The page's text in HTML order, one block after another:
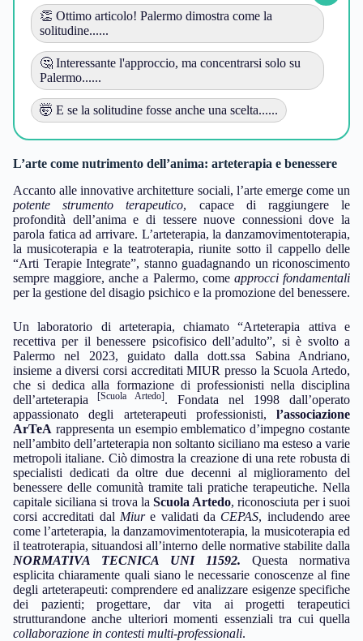
👏 Ottimo articolo! Palermo dimostra come la
solitudine......
🤔 Interessante l'approccio, ma concentrarsi solo su
Palermo......
🤯 E se la solitudine fosse anche una scelta......
L’arte come nutrimento dell’anima: arteterapia e benessere
Accanto alle innovative architetture sociali, l’arte emerge come un
potente strumento terapeutico, capace di raggiungere le
profondità dell’anima e di tessere nuove connessioni dove la
parola fatica ad arrivare. L’arteterapia, la danzamovimentoterapia,
la musicoterapia e la teatroterapia, riunite sotto il cappello delle
“Arti Terapie Integrate”, stanno guadagnando un riconoscimento
sempre maggiore, anche a Palermo, come approcci fondamentali
per la gestione del disagio psichico e la promozione del benessere.
Un laboratorio di arteterapia, chiamato “Arteterapia attiva e
recettiva per il benessere psicofisico dell’adulto”, si è svolto a
Palermo nel 2023, guidato dalla dott.ssa Sabina Andriano,
insieme a diversi corsi accreditati MIUR presso la Scuola Artedo,
che si dedica alla formazione di professionisti nella disciplina
dell’arteterapia [Scuola Artedo]. Fondata nel 1998 dall’operato
appassionato degli arteterapeuti professionisti, l’associazione
ArTeA rappresenta un esempio emblematico d’impegno costante
nell’ambito dell’arteterapia non soltanto siciliano ma esteso a varie
metropoli italiane. Ciò dimostra la creazione di una rete robusta di
specialisti dedicati da oltre due decenni al miglioramento del
benessere delle comunità tramite tali pratiche terapeutiche. Nella
capitale siciliana si trova la Scuola Artedo, riconosciuta per i suoi
corsi accreditati dal Miure validati da CEPAS, includendo aree
come l’arteterapia, la danzamovimentoterapia, la musicoterapia ed
il teatroterapia, situandosi all’interno delle normative stabilite dalla
NORMATIVA TECNICA UNI 11592. Questa normativa
esplicita chiaramente quali siano le necessarie conoscenze al fine
degli arteterapeuti: comprendere ed analizzare esigenze specifiche
dei pazienti; progettare, dar vita ai progetti terapeutici
strutturandone anche ulteriori momenti essenziali tra cui quella
collaborazione in contesti multi-professionali.